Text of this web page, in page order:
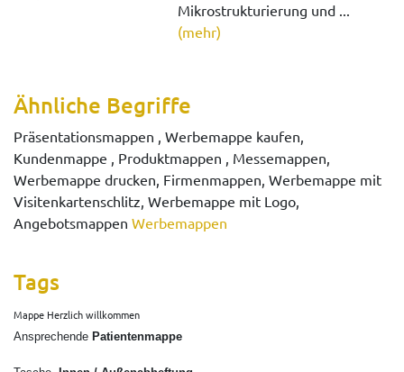
Mikrostrukturierung und ...
(mehr)
Ähnliche Begriffe
Präsentationsmappen , Werbemappe kaufen,
Kundenmappe , Produktmappen , Messemappen,
Werbemappe drucken, Firmenmappen, Werbemappe mit
Visitenkartenschlitz, Werbemappe mit Logo,
Angebotsmappen Werbemappen
Tags
Mappe Herzlich willkommen
Ansprechende Patientenmappe